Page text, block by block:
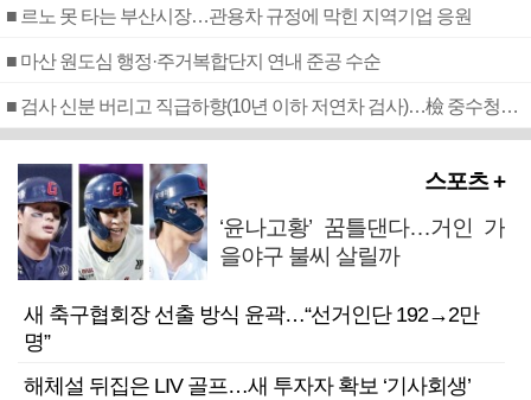
■ 르노 못 타는 부산시장…관용차 규정에 막힌 지역기업 응원
■ 마산 원도심 행정·주거복합단지 연내 준공 수순
■ 검사 신분 버리고 직급하향(10년 이하 저연차 검사)…檢 중수청행 기피
스포츠 +
‘윤나고황’ 꿈틀댄다…거인 가
을야구 불씨 살릴까
새 축구협회장 선출 방식 윤곽…“선거인단 192→2만
명”
해체설 뒤집은 LIV 골프…새 투자자 확보 ‘기사회생’